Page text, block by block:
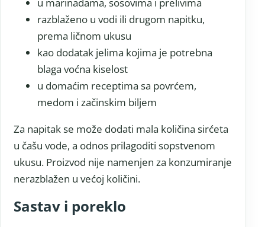
razblaženo u vodi ili drugom napitku,
prema ličnom ukusu
kao dodatak jelima kojima je potrebna
blaga voćna kiselost
u domaćim receptima sa povrćem,
medom i začinskim biljem
Za napitak se može dodati mala količina sirćeta
u čašu vode, a odnos prilagoditi sopstvenom
ukusu. Proizvod nije namenjen za konzumiranje
nerazblažen u većoj količini.
Sastav i poreklo